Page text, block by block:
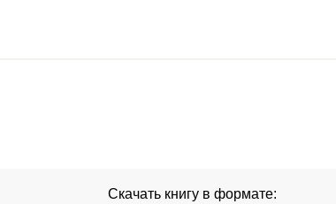
Скачать книгу в формате: